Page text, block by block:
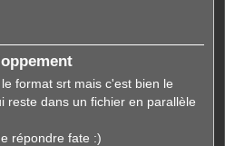
format srt mais c'est bien le
reste dans un fichier en parallèle
répondre fate :)